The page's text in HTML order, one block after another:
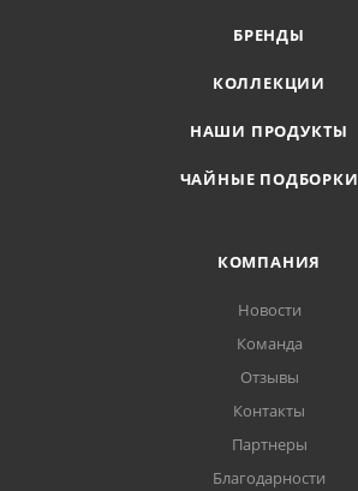
БРЕНДЫ
КОЛЛЕКЦИИ
НАШИ ПРОДУКТЫ
ЧАЙНЫЕ ПОДБОРКИ
КОМПАНИЯ
Новости
Команда
Отзывы
Контакты
Партнеры
Благодарности